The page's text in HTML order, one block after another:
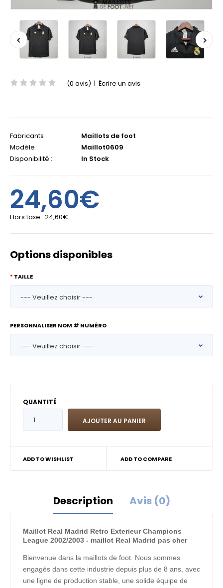
(0 avis) | Écrire un avis
Fabricants
Maillots de foot
Modèle :
Maillot0609
Disponibilité :
In Stock
24,60€
Hors taxe : 24,60€
Options disponibles
TAILLE
PERSONNALISER NOM # NUMÉRO
QUANTITÉ
ADD TO WISHLIST ADD TO COMPARE
Description Avis (0)
Maillot Real Madrid Retro Exterieur Champions
League 2002/2003 - maillot Real Madrid pas cher
Bienvenue dans la maillots de foot. Nous sommes
engagés dans cette industrie depuis plus de 8 ans, avec
une ligne de production stable, une solide équipe de